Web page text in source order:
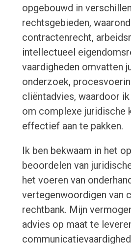
opgebouwd in
rechtsgebieden,
contractenrecht,
intellectueel
vaardigheden omvatten
onderzoek,
cliëntadvies, waardoor
om complexe juridische
effectief aan te pakken.
Ik ben bekwaam in het
beoordelen van
het voeren van
vertegenwoordigen van
rechtbank. Mijn
advies op maat te